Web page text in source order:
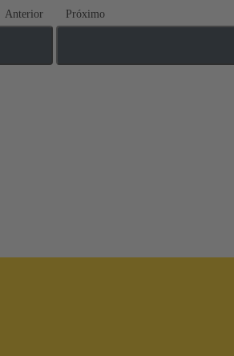
Anterior Próximo